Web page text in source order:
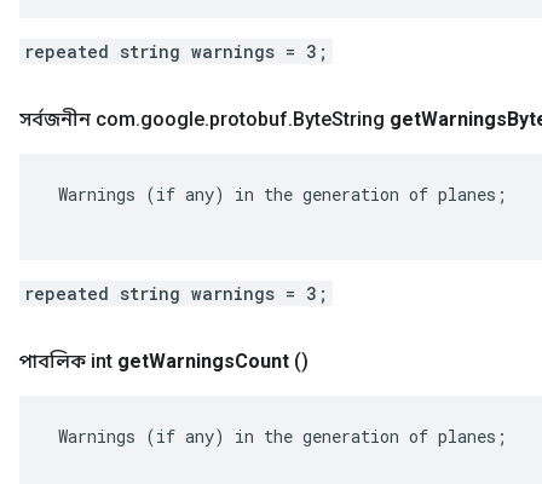
repeated string warnings = 3;
সর্বজনীন com.google.protobuf.ByteString getWarnings
Warnings (if any) in the generation of planes;
repeated string warnings = 3;
পাবলিক int getWarningsCount ()
Warnings (if any) in the generation of planes;